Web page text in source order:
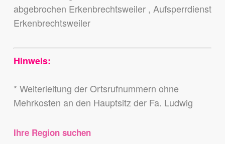
abgebrochen Erkenbrechtsweiler , Aufsperrdienst
Erkenbrechtsweiler
Hinweis:
* Weiterleitung der Ortsrufnummern ohne
Mehrkosten an den Hauptsitz der Fa. Ludwig
Ihre Region suchen